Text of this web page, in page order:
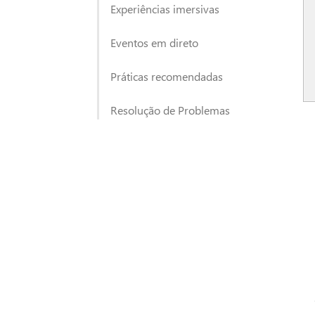
Experiências imersivas
Eventos em direto
Práticas recomendadas
Resolução de Problemas